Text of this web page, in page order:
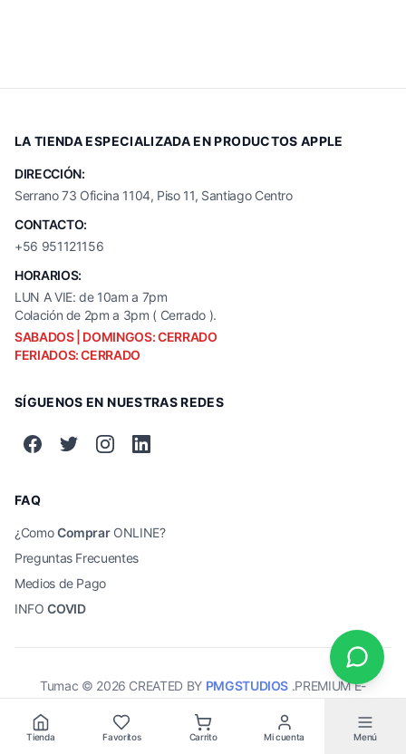
Tienda Favoritos Carrito Mi cuenta Menú
LA TIENDA ESPECIALIZADA EN PRODUCTOS APPLE
DIRECCIÓN:
Serrano 73 Oficina 1104, Piso 11, Santiago Centro
CONTACTO:
+56 951121156
HORARIOS:
LUN A VIE: de 10am a 7pm
Colación de 2pm a 3pm ( Cerrado ).
SABADOS | DOMINGOS: CERRADO
FERIADOS: CERRADO
SÍGUENOS EN NUESTRAS REDES
FAQ
¿ComoComprarONLINE?
Preguntas Frecuentes
Medios de Pago
INFOCOVID
Tumac © 2026 CREATED BY PMGSTUDIOS .PREMIUM E-
COMMERCE SOLUTIONS.